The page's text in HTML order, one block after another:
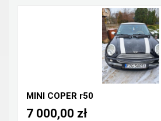
MINI COPER r50
7 000,00 zł